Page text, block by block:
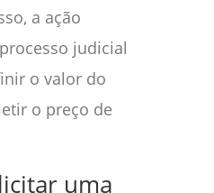
a ação
judicial
o valor do
o preço de
uma